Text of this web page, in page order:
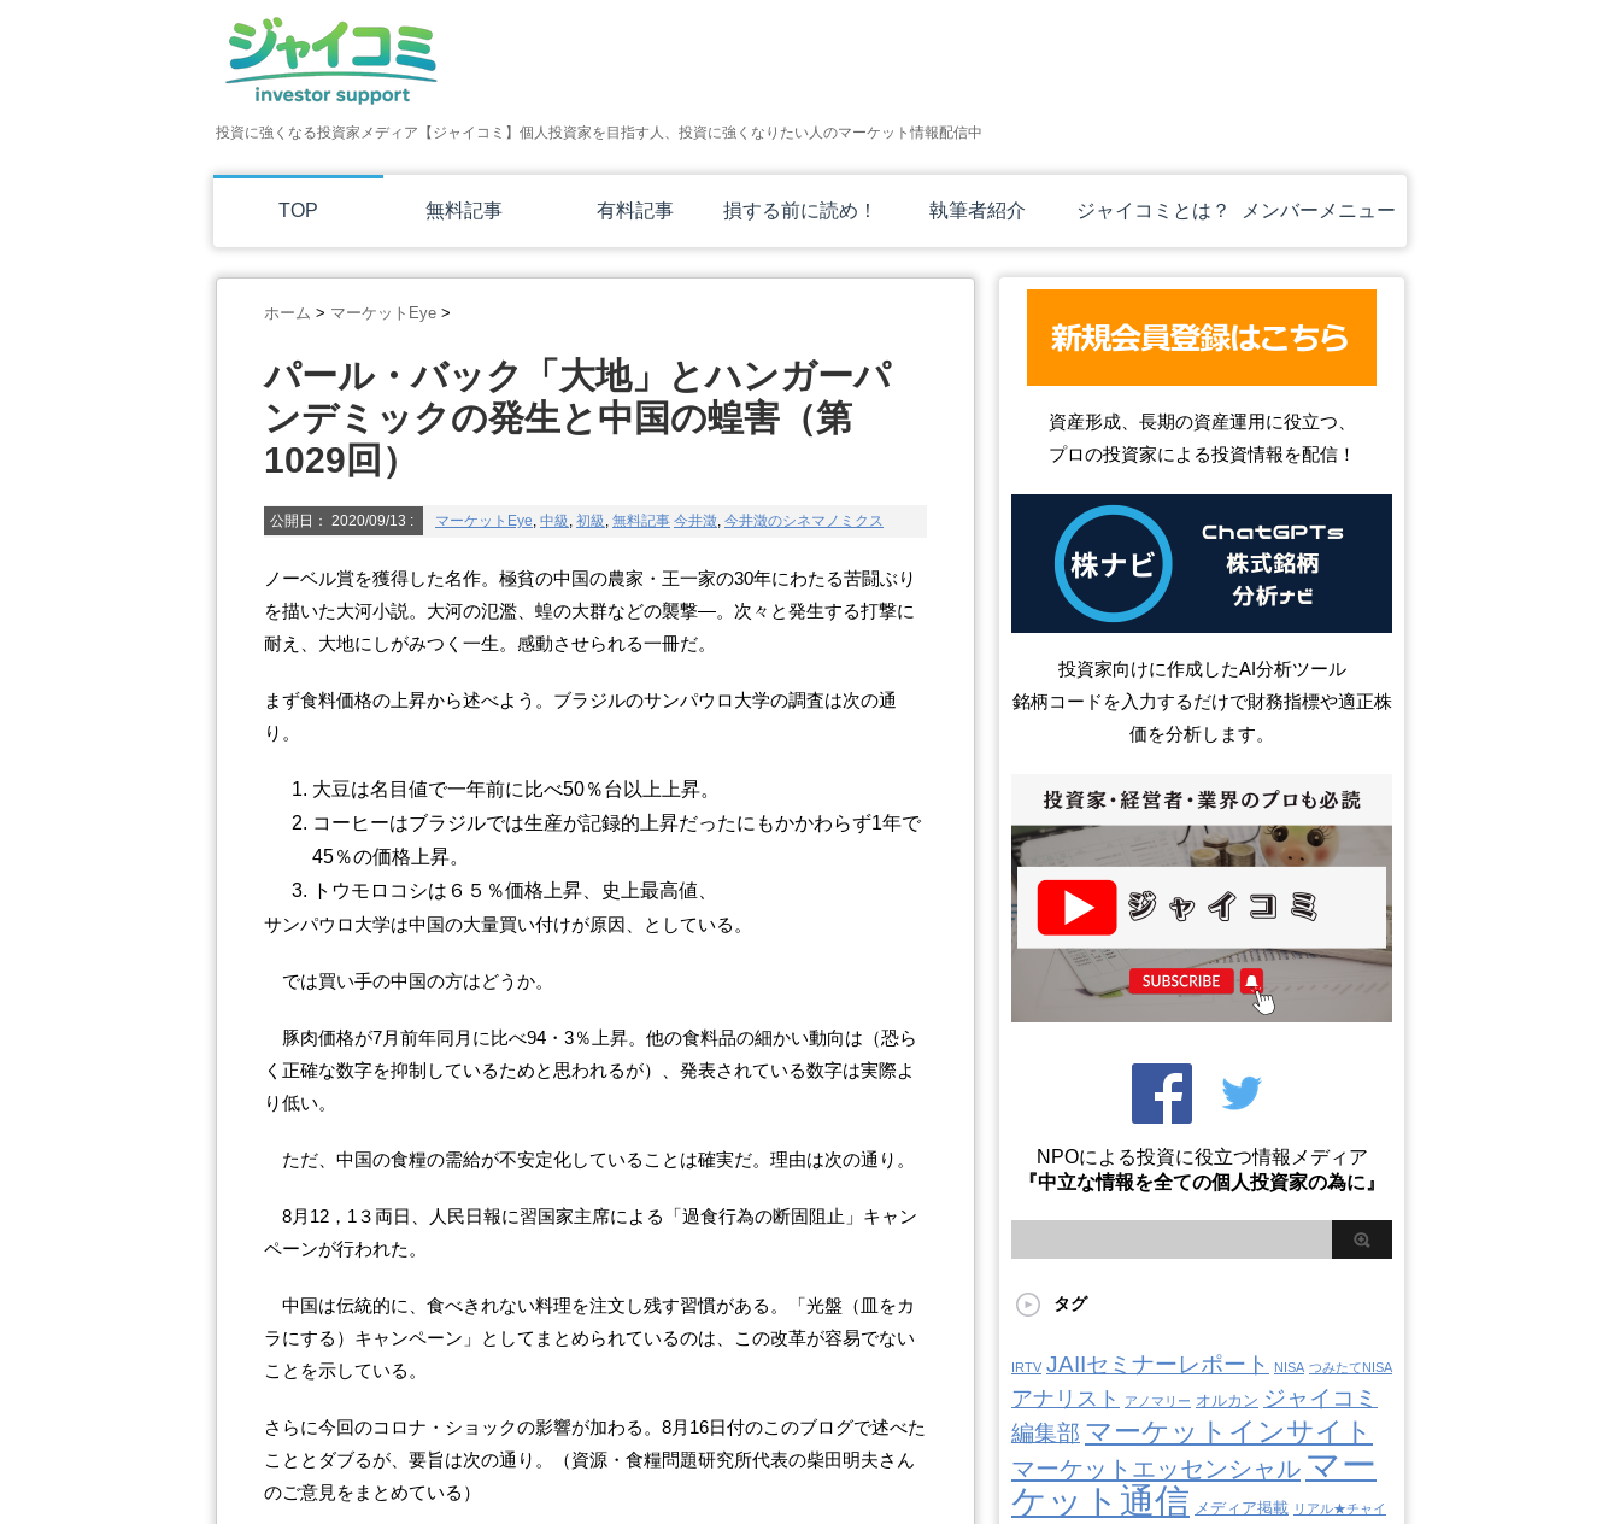
投資に強くなる投資家メディア【ジャイコミ】個人投資家を目指す人、投資に強くなりたい人のマーケット情報配信中
TOP 無料記事 有料記事 損する前に読め！ 執筆者紹介 ジャイコミとは？ メンバーメニュー
ホーム > マーケットEye >
パール・バック「大地」とハンガーパ
ンデミックの発生と中国の蝗害（第
1029回）
公開日： 2020/09/13 : マーケットEye, 中級 , 初級 , 無料記事 今井澂, 今井澂のシネマノミクス
ノーベル賞を獲得した名作。極貧の中国の農家・王一家の30年にわたる苦闘ぶり
を描いた大河小説。大河の氾濫、蝗の大群などの襲撃―。次々と発生する打撃に
耐え、大地にしがみつく一生。感動させられる一冊だ。
まず食料価格の上昇から述べよう。ブラジルのサンパウロ大学の調査は次の通
り。
大豆は名目値で一年前に比べ50％台以上上昇。
コーヒーはブラジルでは生産が記録的上昇だったにもかかわらず1年で
45％の価格上昇。
トウモロコシは６５％価格上昇、史上最高値、
サンパウロ大学は中国の大量買い付けが原因、としている。
では買い手の中国の方はどうか。
豚肉価格が7月前年同月に比べ94・3％上昇。他の食料品の細かい動向は（恐ら
く正確な数字を抑制しているためと思われるが）、発表されている数字は実際よ
り低い。
ただ、中国の食糧の需給が不安定化していることは確実だ。理由は次の通り。
8月12，1３両日、人民日報に習国家主席による「過食行為の断固阻止」キャン
ペーンが行われた。
中国は伝統的に、食べきれない料理を注文し残す習慣がある。「光盤（皿をカ
ラにする）キャンペーン」としてまとめられているのは、この改革が容易でない
ことを示している。
さらに今回のコロナ・ショックの影響が加わる。8月16日付のこのブログで述べた
こととダブるが、要旨は次の通り。（資源・食糧問題研究所代表の柴田明夫さん
のご意見をまとめている）
資産形成、長期の資産運用に役立つ、
プロの投資家による投資情報を配信！
投資家向けに作成したAI分析ツール
銘柄コードを入力するだけで財務指標や適正株
価を分析します。
NPOによる投資に役立つ情報メディア
『中立な情報を全ての個人投資家の為に』
タグ
IRTV JAIIセミナーレポート NISA つみたてNISA
アナリスト アノマリー オルカン ジャイコミ
編集部 マーケットインサイト
マーケットエッセンシャル マー
ケット通信 メディア掲載 リアル★チャイ